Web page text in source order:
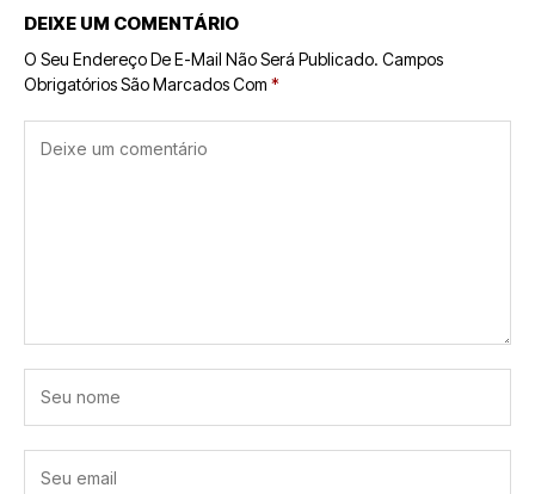
DEIXE UM COMENTÁRIO
O Seu Endereço De E-Mail Não Será Publicado. Campos
Obrigatórios São Marcados Com *